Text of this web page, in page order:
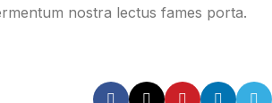
nostra lectus fames porta.